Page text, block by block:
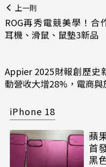
上一則
ROG再秀電競美學！合
耳機、滑鼠、鼠墊3新品
Appier 2025財報創歷史
動營收大增28%，電商
iPhone 18
蘋
首
黑